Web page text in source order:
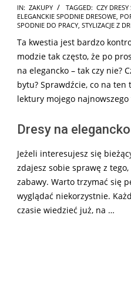
2025-
07-
IN: ZAKUPY TAGGED: CZY
ELEGANCKIE SPODNIE DRESOWE,
SPODNIE DO PRACY, STYLIZACJE Z
Ta kwestia jest bardzo
modzie tak często, że po
na elegancko – tak czy nie?
bytu? Sprawdźcie, co na
lektury mojego
Dresy na
Jeżeli interesujesz się
zdajesz sobie sprawę z
zabawy. Warto trzymać się
wyglądać niekorzystnie.
czasie wiedzieć już, na …